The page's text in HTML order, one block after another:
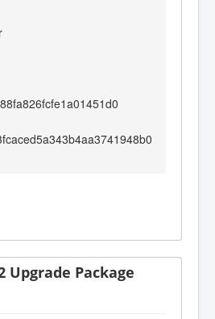
Upgrade Package